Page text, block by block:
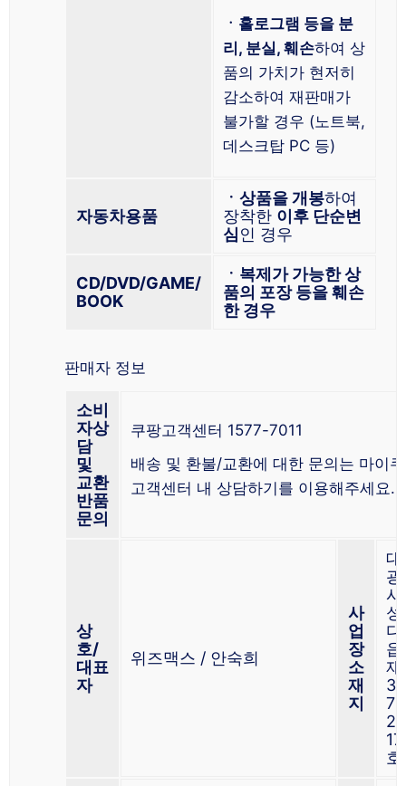
ㆍ홀로그램 등을 분
리, 분실, 훼손하여 상
품의 가치가 현저히
감소하여 재판매가
불가할 경우 (노트북,
데스크탑 PC 등)
자동차용품
ㆍ상품을 개봉하여
장착한 이후 단순변
심인 경우
CD/DVD/GAME/
BOOK
ㆍ복제가 가능한 상
품의 포장 등을 훼손
한 경우
판매자 정보
소비
자상
담
및
교환
반품
문의
쿠팡고객센터 1577-7011
배송 및 환불/교환에 대한 문의는 마이
고객센터 내 상담하기를 이용해주세요.
상
호/
대표
자
위즈맥스 / 안숙희
사
업
장
소
재
지
시
재
7
호